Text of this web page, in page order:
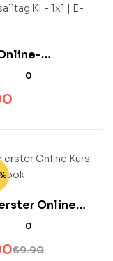
KI – 1×1 |
0
Online
Cheat Book
0
€9.90